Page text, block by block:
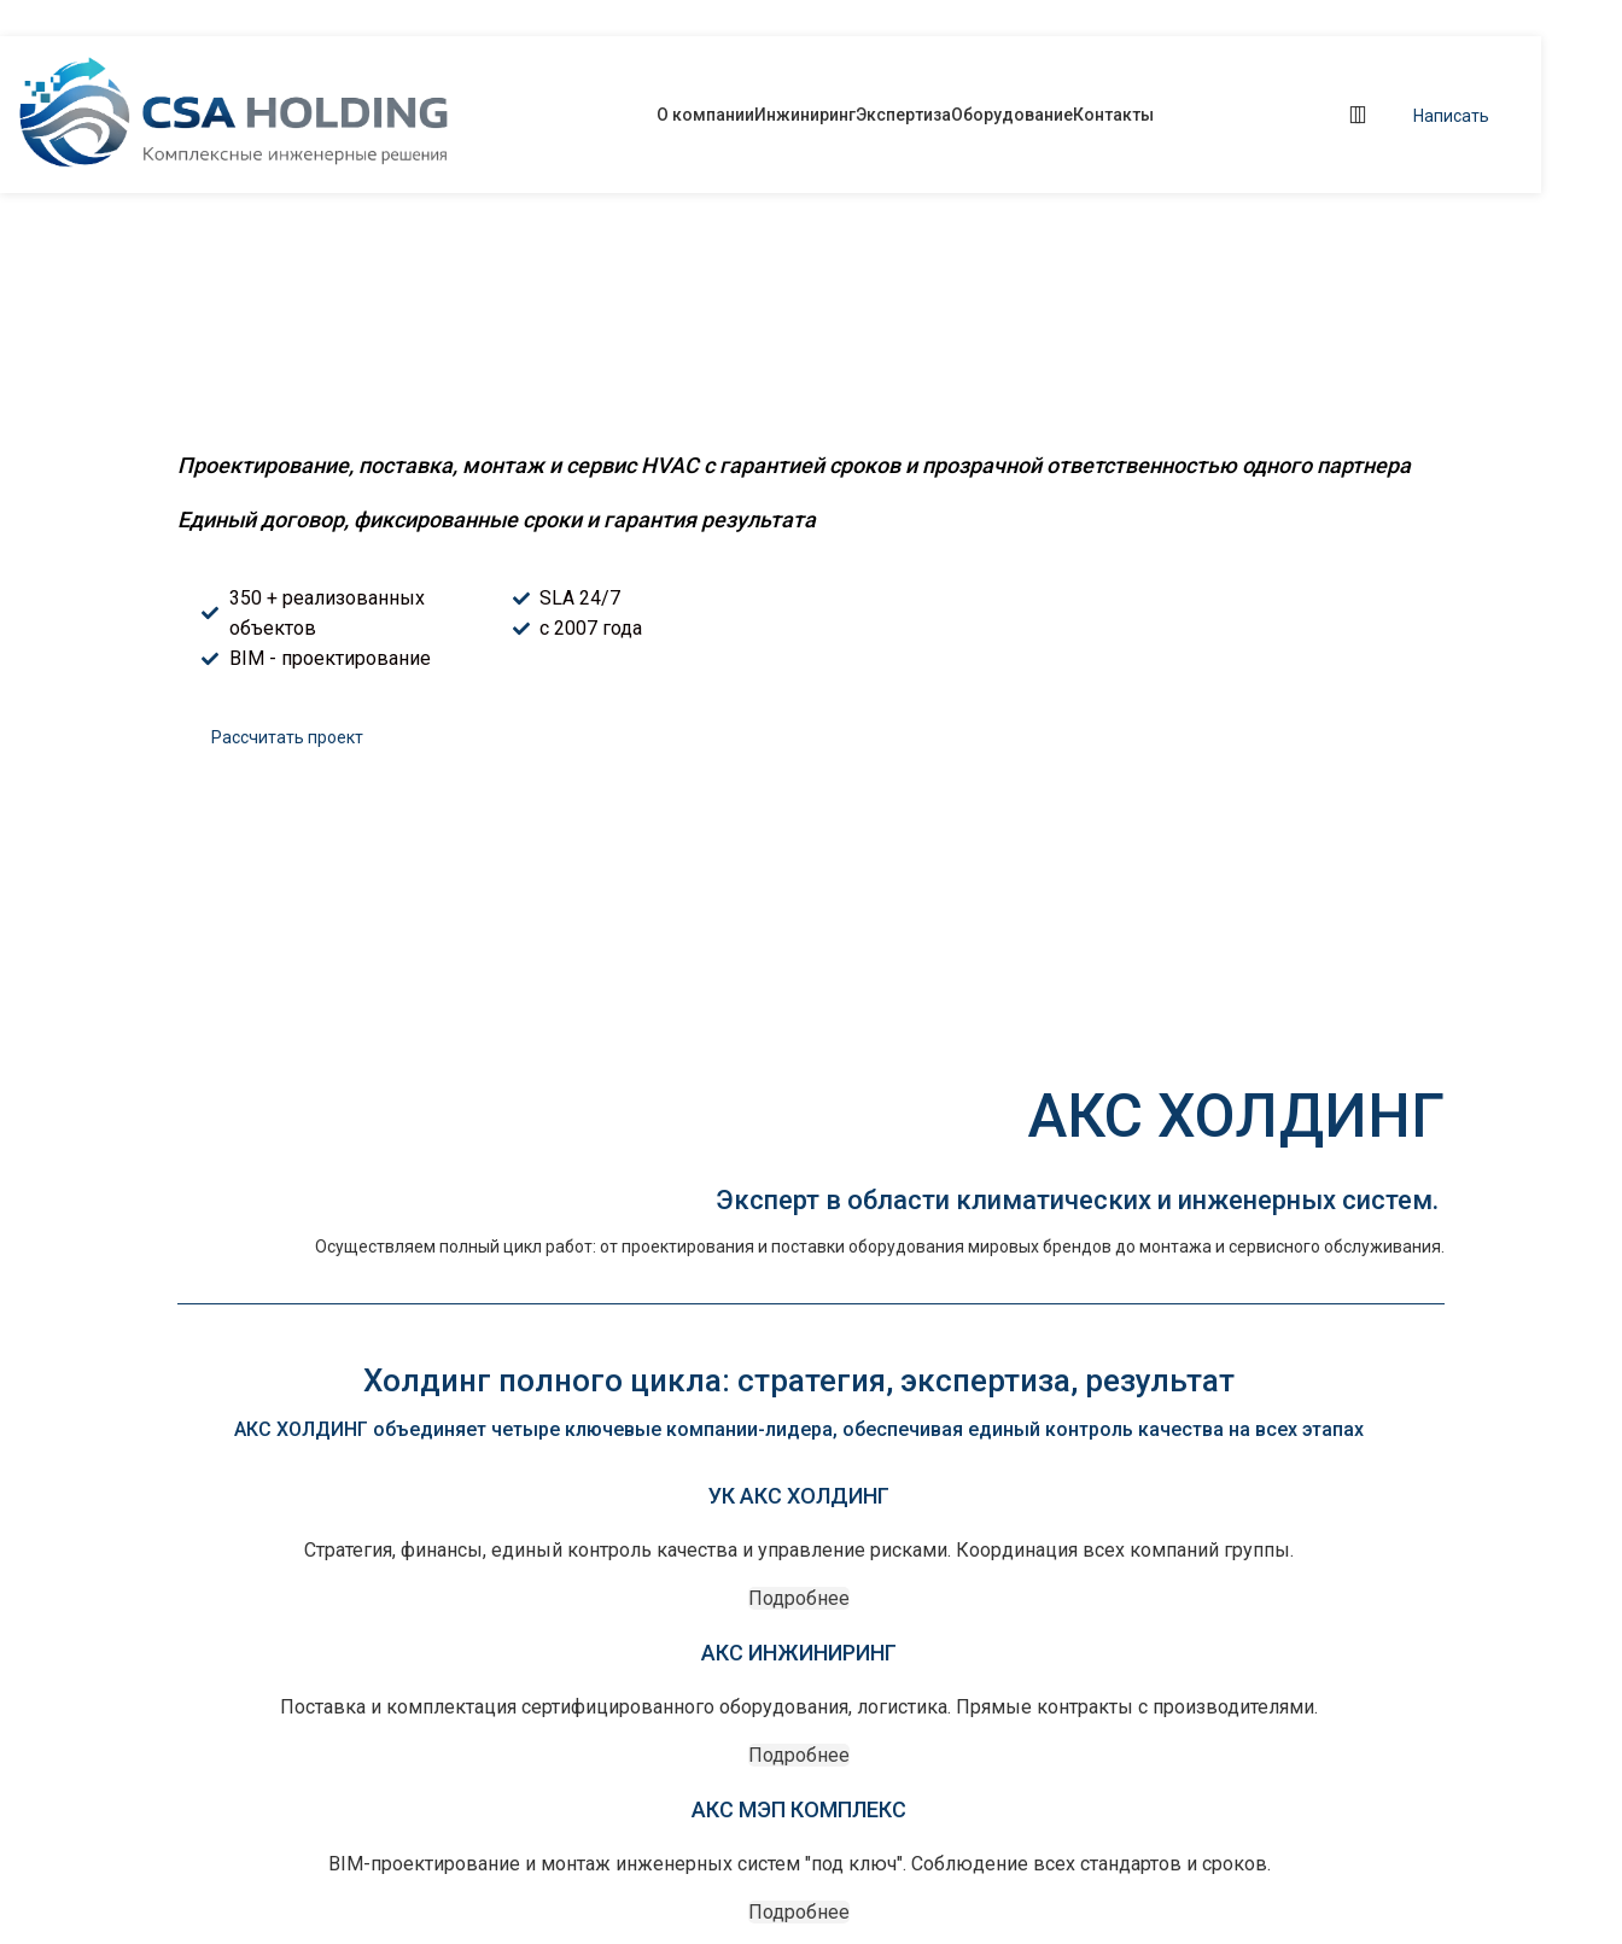
О компанииИнжинирингЭкспертизаОборудованиеКонтакты Написать
Проектирование, поставка, монтаж и сервис HVAC с гарантией сроков и прозрачной ответственностью одного партнера
Единый договор, фиксированные сроки и гарантия результата
350 + реализованных
объектов
BIM - проектирование
SLA 24/7
с 2007 года
Расcчитать проект
АКС ХОЛДИНГ
Эксперт в области климатических и инженерных систем.
Осуществляем полный цикл работ: от проектирования и поставки оборудования мировых брендов до монтажа и сервисного обслуживания.
Холдинг полного цикла: стратегия, экспертиза, результат
АКС ХОЛДИНГ объединяет четыре ключевые компании-лидера, обеспечивая единый контроль качества на всех этапах
УК АКС ХОЛДИНГ
Стратегия, финансы, единый контроль качества и управление рисками. Координация всех компаний группы.
Подробнее
АКС ИНЖИНИРИНГ
Поставка и комплектация сертифицированного оборудования, логистика. Прямые контракты с производителями.
Подробнее
АКС МЭП КОМПЛЕКС
BIM-проектирование и монтаж инженерных систем "под ключ". Соблюдение всех стандартов и сроков.
Подробнее